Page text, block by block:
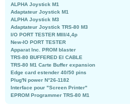
ALPHA Joystick M1
Adaptateur Joystick M1
ALPHA Joystick M3
Adaptateur Joystick TRS-80 M3
I/O PORT TESTER MIII/4,4p
New-IO PORT TESTER
Apparat Inc. PROM blaster
TRS-80 BUFFERED EI CABLE
TRS-80 M1 Carte Buffer expansion
Edge card estender 40/50 pins
Plug'N power N°26-1182
Interface pour "Screen Printer"
EPROM Programmer TRS-80 M1